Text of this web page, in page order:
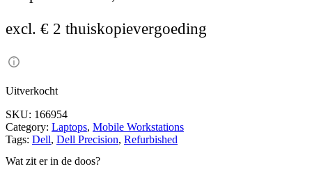
excl. € 2 thuiskopievergoeding
Uitverkocht
SKU: 166954
Category: Laptops, Mobile Workstations
Tags: Dell, Dell Precision, Refurbished
Wat zit er in de doos?